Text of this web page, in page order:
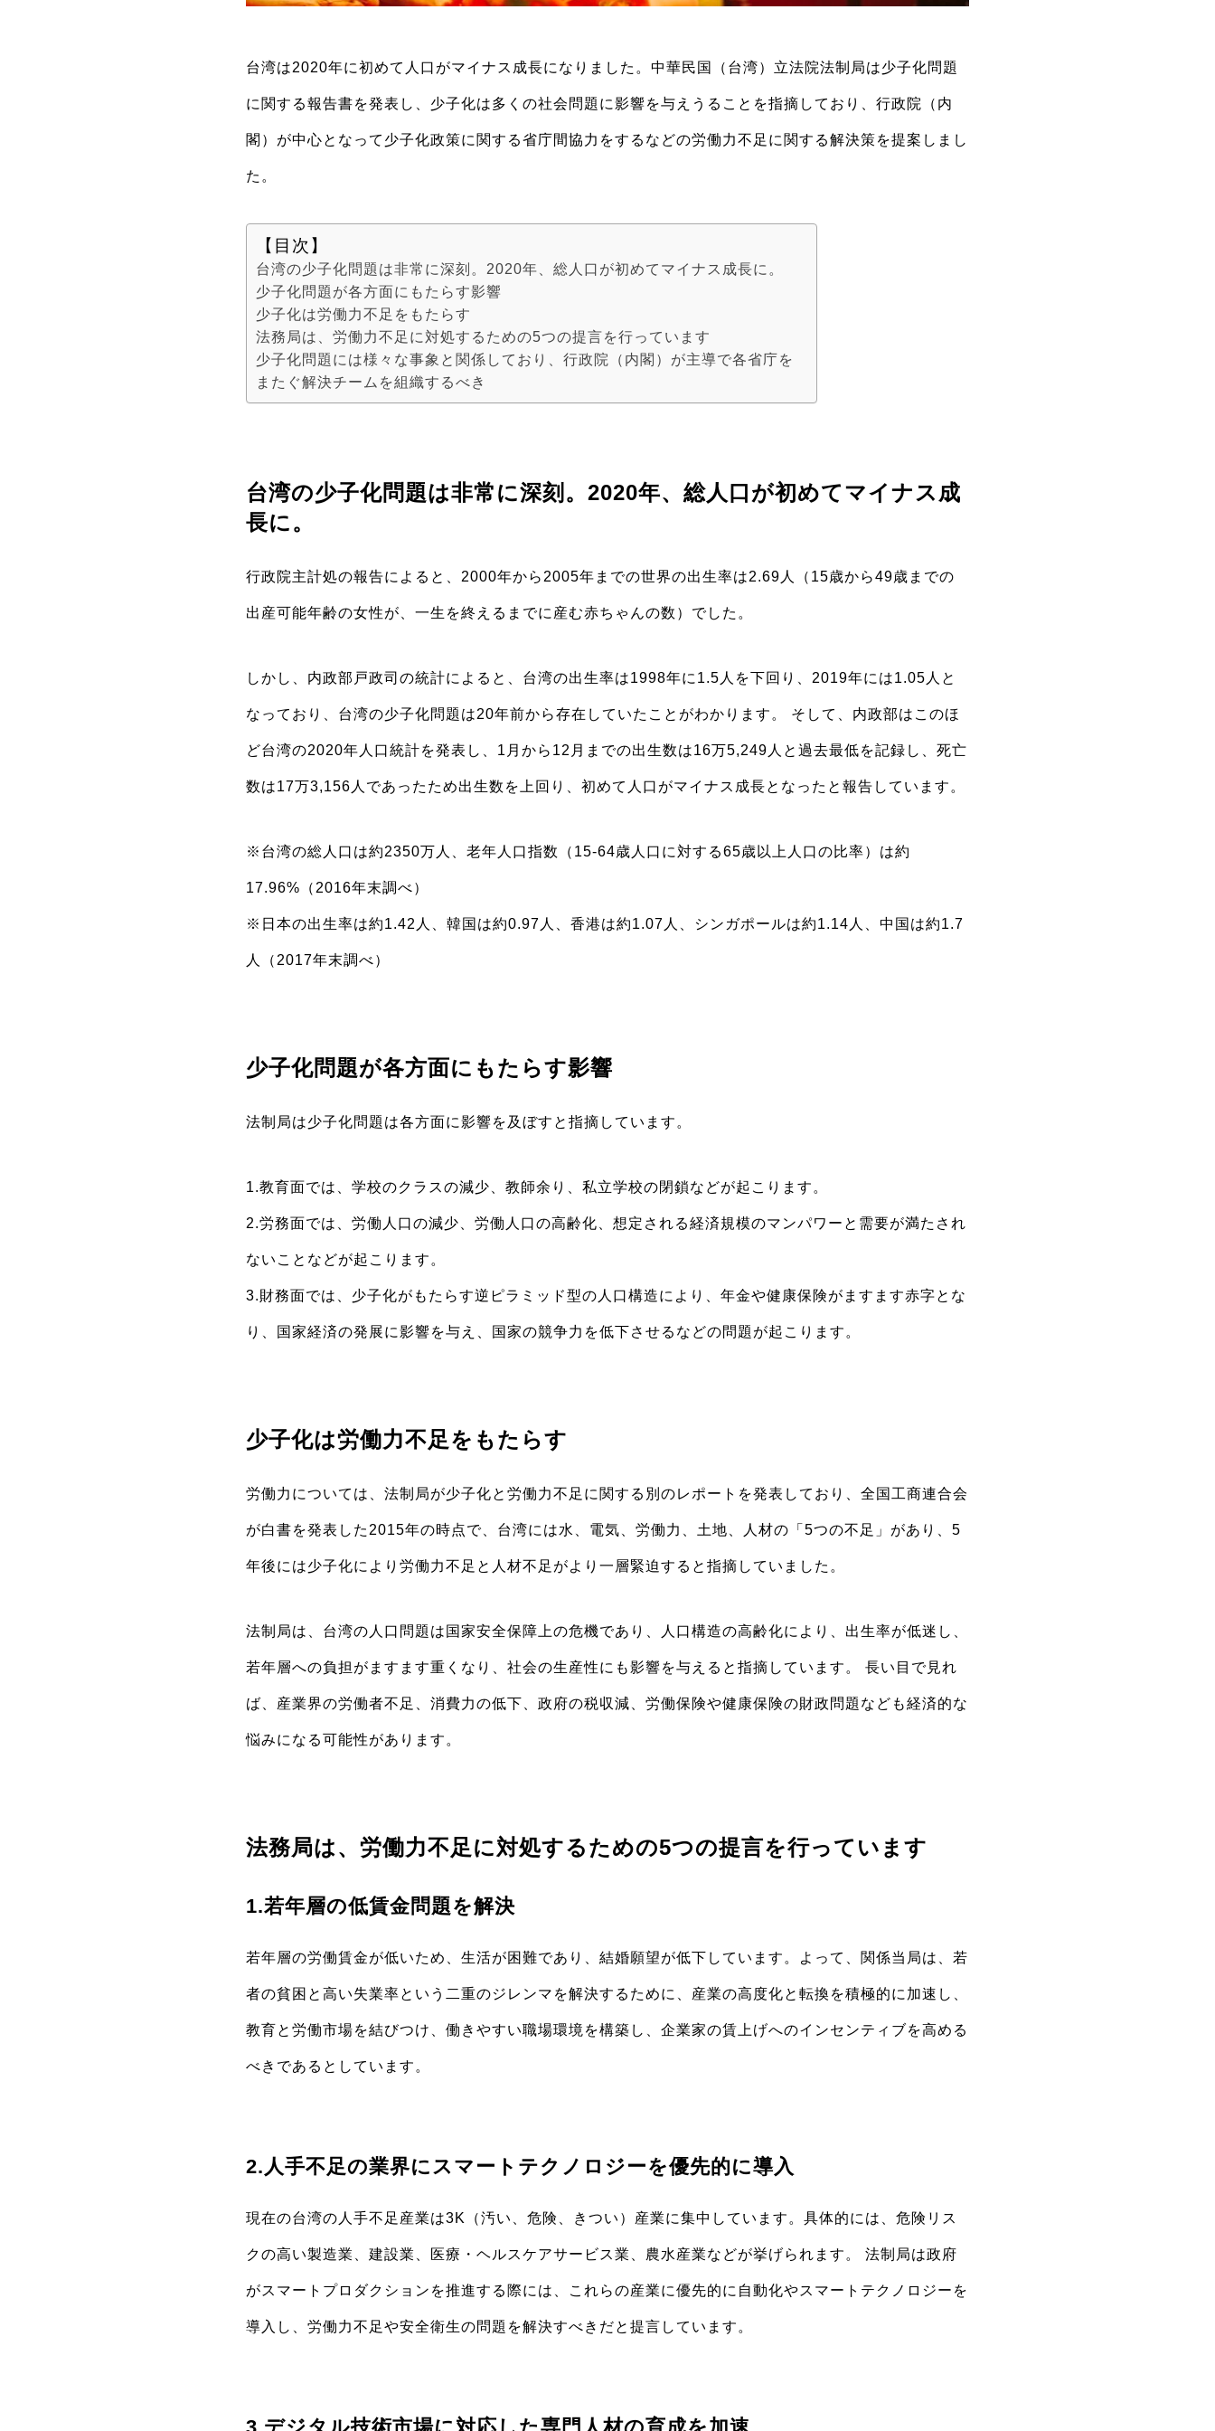
台湾は2020年に初めて人口がマイナス成長になりました。中華民国（台湾）立法院法制局は少子化問題
に関する報告書を発表し、少子化は多くの社会問題に影響を与えうることを指摘しており、行政院（内
閣）が中心となって少子化政策に関する省庁間協力をするなどの労働力不足に関する解決策を提案しまし
た。
【目次】
台湾の少子化問題は非常に深刻。2020年、総人口が初めてマイナス成長に。
少子化問題が各方面にもたらす影響
少子化は労働力不足をもたらす
法務局は、労働力不足に対処するための5つの提言を行っています
少子化問題には様々な事象と関係しており、行政院（内閣）が主導で各省庁を
またぐ解決チームを組織するべき
台湾の少子化問題は非常に深刻。2020年、総人口が初めてマイナス成
長に。
行政院主計処の報告によると、2000年から2005年までの世界の出生率は2.69人（15歳から49歳までの
出産可能年齢の女性が、一生を終えるまでに産む赤ちゃんの数）でした。
しかし、内政部戸政司の統計によると、台湾の出生率は1998年に1.5人を下回り、2019年には1.05人と
なっており、台湾の少子化問題は20年前から存在していたことがわかります。 そして、内政部はこのほ
ど台湾の2020年人口統計を発表し、1月から12月までの出生数は16万5,249人と過去最低を記録し、死亡
数は17万3,156人であったため出生数を上回り、初めて人口がマイナス成長となったと報告しています。
※台湾の総人口は約2350万人、老年人口指数（15-64歳人口に対する65歳以上人口の比率）は約
17.96%（2016年末調べ）
※日本の出生率は約1.42人、韓国は約0.97人、香港は約1.07人、シンガポールは約1.14人、中国は約1.7
人（2017年末調べ）
少子化問題が各方面にもたらす影響
法制局は少子化問題は各方面に影響を及ぼすと指摘しています。
1.教育面では、学校のクラスの減少、教師余り、私立学校の閉鎖などが起こります。
2.労務面では、労働人口の減少、労働人口の高齢化、想定される経済規模のマンパワーと需要が満たされ
ないことなどが起こります。
3.財務面では、少子化がもたらす逆ピラミッド型の人口構造により、年金や健康保険がますます赤字とな
り、国家経済の発展に影響を与え、国家の競争力を低下させるなどの問題が起こります。
少子化は労働力不足をもたらす
労働力については、法制局が少子化と労働力不足に関する別のレポートを発表しており、全国工商連合会
が白書を発表した2015年の時点で、台湾には水、電気、労働力、土地、人材の「5つの不足」があり、5
年後には少子化により労働力不足と人材不足がより一層緊迫すると指摘していました。
法制局は、台湾の人口問題は国家安全保障上の危機であり、人口構造の高齢化により、出生率が低迷し、
若年層への負担がますます重くなり、社会の生産性にも影響を与えると指摘しています。 長い目で見れ
ば、産業界の労働者不足、消費力の低下、政府の税収減、労働保険や健康保険の財政問題なども経済的な
悩みになる可能性があります。
法務局は、労働力不足に対処するための5つの提言を行っています
1.若年層の低賃金問題を解決
若年層の労働賃金が低いため、生活が困難であり、結婚願望が低下しています。よって、関係当局は、若
者の貧困と高い失業率という二重のジレンマを解決するために、産業の高度化と転換を積極的に加速し、
教育と労働市場を結びつけ、働きやすい職場環境を構築し、企業家の賃上げへのインセンティブを高める
べきであるとしています。
2.人手不足の業界にスマートテクノロジーを優先的に導入
現在の台湾の人手不足産業は3K（汚い、危険、きつい）産業に集中しています。具体的には、危険リス
クの高い製造業、建設業、医療・ヘルスケアサービス業、農水産業などが挙げられます。 法制局は政府
がスマートプロダクションを推進する際には、これらの産業に優先的に自動化やスマートテクノロジーを
導入し、労働力不足や安全衛生の問題を解決すべきだと提言しています。